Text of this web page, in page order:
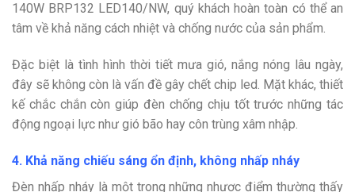
140W BRP132 LED140/NW, quý khách hoàn toàn có thể an
tâm về khả năng cách nhiệt và chống nước của sản phẩm.
Đặc biệt là tình hình thời tiết mưa gió, nắng nóng lâu ngày,
đây sẽ không còn là vấn đề gây chết chip led. Mặt khác, thiết
kế chắc chắn còn giúp đèn chống chịu tốt trước những tác
động ngoại lực như gió bão hay côn trùng xâm nhập.
4. Khả năng chiếu sáng ổn định, không nhấp nháy
Đèn nhấp nháy là một trong những nhược điểm thường thấy